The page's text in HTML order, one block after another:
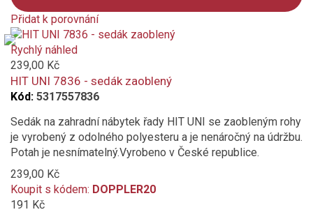
Přidat k porovnání
Product
is
added
to
compare
Rychlý náhled
239,00 Kč
HIT UNI 7836 - sedák zaoblený
Kód: 5317557836
Sedák na zahradní nábytek řady HIT UNI se zaobleným rohy
je vyrobený z odolného polyesteru a je nenáročný na údržbu.
Potah je nesnímatelný.Vyrobeno v České republice.
239,00 Kč
Koupit s kódem: DOPPLER20
191 Kč